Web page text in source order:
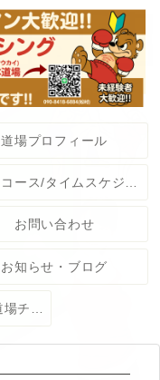
道場プロフィール
お問い合わせ
お知らせ・ブログ
YouTube(誠王会熊本道場チャンネル)